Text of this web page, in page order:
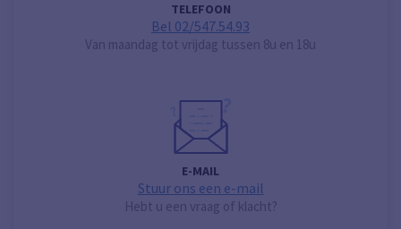
TELEFOON
Bel 02/547.54.93
Van maandag tot vrijdag tussen 8u en 18u
E-MAIL
Stuur ons een e-mail
Hebt u een vraag of klacht?